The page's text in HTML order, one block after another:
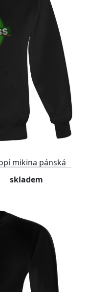
mikina pánská
skladem